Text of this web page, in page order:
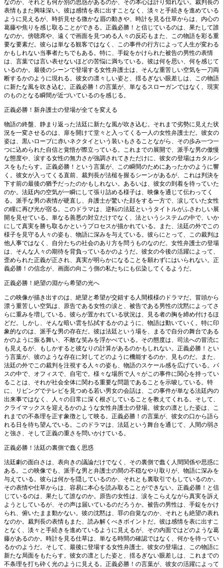
なのか、それとも何か別の思惑があるのか、その本心は計り知れない。裁判長の
表情もまた興味深い。彼は感情を表に出すことなく、淡々と手続きを進めている
ように見えるが、時折見せる微かな眉の動きや、時計を見る仕草からは、内心の
葛藤や焦りを感じ取ることができる。正義必勝！と信じているのは、果たして誰
なのか。傍聴席や、遠くで画面を見つめる人々の反応もまた、この物語を彩る重
要な要素だ。彼らは単なる観客ではなく、この事件の行方によって人生が変わる
かもしれない当事者たちでもある。特に、手錠をかけられた被告の男性の表情
は、言葉では言い表せないほどの苦悩に満ちている。彼は何を思い、何を感じて
いるのか。最後のシーンで登場する女性弁護士は、そんな重苦しい空気を一刀両
断するかのように現れる。彼女の凛々しい姿と、揺るぎない眼差しは、この物語
に新たな風を吹き込む。正義必勝！の言葉が、単なるスローガンではなく、現実
のものとなる瞬間が近づいているのを感じる。
正義必勝！新弁護士の登場が全てを変える
物語の終盤、静まり返った法廷に新たな風が吹き込む。それまで劣勢に見えた状
況を一変させるのは、扉を開けて堂々と入ってくる一人の女性弁護士だ。彼女の
姿は、黒いローブに赤いネクタイという装いもさることながら、その歩み一つ一
つに込められた自信と覚悟が際立っている。これまでの展開で、派手な男の傲慢
な態度や、涙する女性の無力さが強調されてきただけに、彼女の登場はカタルシ
スをもたらす。正義必勝！という言葉が、この瞬間のためにあったかのように響
く。彼女が入ってくる直前、裁判長が法槌を握るシーンがあるが、これは判決を
下す前の最後の猶予だったのかもしれない。あるいは、彼女の到着を待っていた
のか。法廷内の空気が一瞬にして張り詰める様子は、映像を通じて伝わってく
る。派手な男の表情が硬直し、弁護士が驚いた顔をする一方で、涙していた女性
の瞳に再び光が宿る。このドラマは、逆転の法廷というタイトルがふさわしい展
開を見せている。単なる善悪の対立だけでなく、法というシステムの中で、いか
にして真実を勝ち取るかというプロセスが描かれている。また、法廷の外でこの
様子を見守る人々の姿も、物語に深みを与えている。彼らにとって、この裁判は
他人事ではなく、自分たちの社会のあり方を問うものなのだ。女性弁護士の登場
は、そんな人々の期待を背負っているかのようだ。彼女の今後の活躍によって、
歪められた正義が正され、真実が明らかになることを願わずにはいられない。正
義必勝！の信念が、画面の向こう側の私たちにも伝染してくるようだ。
正義必勝！絶望の淵から希望の光へ
この映像が描き出すのは、絶望と希望が交錯する人間模様のドラマだ。冒頭から
漂う重苦しい空気は、原告である女性の涙と、被告である男性の沈黙によってさ
らに重みを増している。彼らが置かれている状況は、見る者の胸を締め付けるほ
どだ。しかし、そんな暗い雲を払拭するかのように、物語は動いていく。特に印
象的なのは、派手な男の存在だ。彼は法廷という場を、まるで自分の舞台である
かのように振る舞い、不敵な笑みを浮かべている。その態度は、司法への冒涜に
も見えるが、もしかすると彼なりの計算があるのかもしれない。正義必勝！とい
う言葉が、彼のような存在に対してどのように機能するのか、見ものだ。また、
法廷の外でこの裁判を注視する人々の姿も、物語のスケール感を広げている。バ
スの中で、オフィスで、自宅で。様々な場所で人々がこの事件に関心を持ってい
ることは、それが社会全体に関わる重要な問題であることを示唆している。特
に、リビングでテレビを見つめる若い男女の会話は、この事件が単なる法廷内の
出来事ではなく、人々の日常に深く根ざしていることを教えてくれる。そして、
クライマックスを迎えるかのような女性弁護士の登場。彼女の凛とした姿は、こ
れまでの不条理を正す象徴として映る。正義必勝！の言葉が、彼女の口から語ら
れる日を待ち望んでいる。このドラマは、法廷という舞台を通じて、人間の弱さ
と強さ、そして正義の重さを問いかけている。
正義必勝！法廷の裏側で蠢く思惑
法廷劇の面白さは、表向きの議論だけでなく、その裏側で蠢く人間関係や思惑に
ある。この映像でも、派手な男と弁護士の間の不穏なやり取りが、物語に深みを
与えている。彼らは何かを隠しているのか、それとも裏取引でもしているのか。
その表情や仕草からは、容易に本心を読み取ることができない。正義必勝！と信
じているのは、果たして誰なのか。原告の女性は、涙をこらえながら真実を訴え
ようとしているが、その声は届いているのだろうか。被告の男性は、手錠をかけ
られ、俯いたまま動かない。彼の沈黙は、罪の自覚なのか、それとも絶望の表れ
なのか。裁判長の表情もまた、読み解くべきポイントだ。彼は感情を表に出すこ
となく、淡々と手続きを進めているように見えるが、その内面ではどのような葛
藤があるのか。時計を見る仕草は、単なる時間の確認ではなく、何かを待ってい
るかのようだ。そして、最後に登場する女性弁護士。彼女の登場は、この物語に
新たな局面をもたらす。彼女の凛とした姿と、揺るぎない眼差しは、これまでの
不条理を打ち砕く光のように見える。正義必勝！の言葉が、彼女の活躍によって